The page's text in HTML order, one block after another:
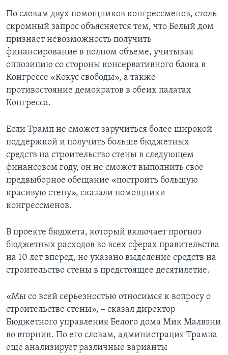
По словам двух помощников конгрессменов, столь
скромный запрос объясняется тем, что Белый дом
признает невозможность получить
финансирование в полном объеме, учитывая
оппозицию со стороны консервативного блока в
Конгрессе «Кокус свободы», а также
противостояние демократов в обеих палатах
Конгресса.
Если Трамп не сможет заручиться более широкой
поддержкой и получить больше бюджетных
средств на строительство стены в следующем
финансовом году, он не сможет выполнить свое
предвыборное обещание «построить большую
красивую стену», сказали помощники
конгрессменов.
В проекте бюджета, который включает прогноз
бюджетных расходов во всех сферах правительства
на 10 лет вперед, не указано выделение средств на
строительство стены в предстоящее десятилетие.
«Мы со всей серьезностью относимся к вопросу о
строительстве стены», – сказал директор
Бюджетного управления Белого дома Мик Малвэни
во вторник. По его словам, администрация Трампа
еще анализирует различные варианты